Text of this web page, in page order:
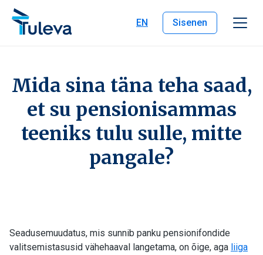
Liigu edasi sisu juurde
EN
Sisenen
Mida sina täna teha saad,
et su pensionisammas
teeniks tulu sulle, mitte
pangale?
Seadusemuudatus, mis sunnib panku pensionifondide
valitsemistasusid vähehaaval langetama, on õige, aga liiga